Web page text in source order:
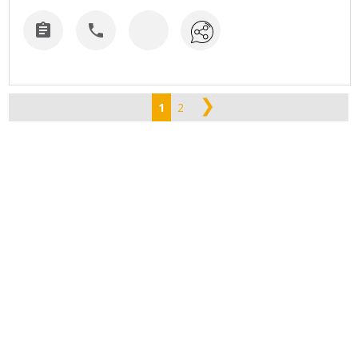
 
1 2 ❯